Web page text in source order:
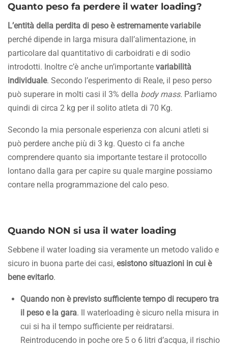
Quanto peso fa perdere il water loading?
L’entità della perdita di peso è estremamente variabile
perché dipende in larga misura dall’alimentazione, in
particolare dal quantitativo di carboidrati e di sodio
introdotti. Inoltre c’è anche un’importante variabilità
individuale. Secondo l’esperimento di Reale, il peso perso
può superare in molti casi il 3% della body mass. Parliamo
quindi di circa 2 kg per il solito atleta di 70 Kg.
Secondo la mia personale esperienza con alcuni atleti si
può perdere anche più di 3 kg. Questo ci fa anche
comprendere quanto sia importante testare il protocollo
lontano dalla gara per capire su quale margine possiamo
contare nella programmazione del calo peso.
Quando NON si usa il water loading
Sebbene il water loading sia veramente un metodo valido e
sicuro in buona parte dei casi, esistono situazioni in cui è
bene evitarlo.
Quando non è previsto sufficiente tempo di recupero tra
il peso e la gara. Il waterloading è sicuro nella misura in
cui si ha il tempo sufficiente per reidratarsi.
Reintroducendo in poche ore 5 o 6 litri d’acqua, il rischio